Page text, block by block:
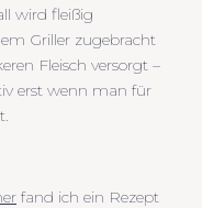
wird fleißig
Griller zugebracht
Fleisch versorgt –
erst wenn man für
fand ich ein Rezept